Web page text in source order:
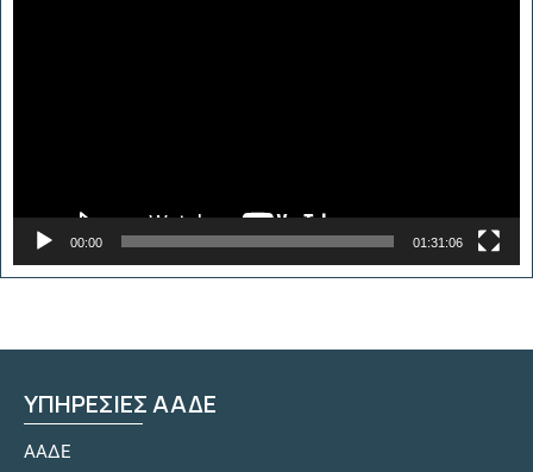
00:00 01:31:06
ΥΠΗΡΕΣΙΕΣ ΑΑΔΕ
ΑΑΔΕ